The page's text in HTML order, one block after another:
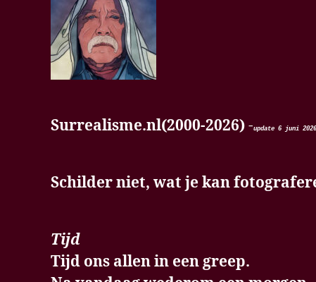
Surrealisme.nl(2000-2026)-update 6 juni 2026
Schilder niet, wat je kan
Tijd
Tijd ons allen in een greep.